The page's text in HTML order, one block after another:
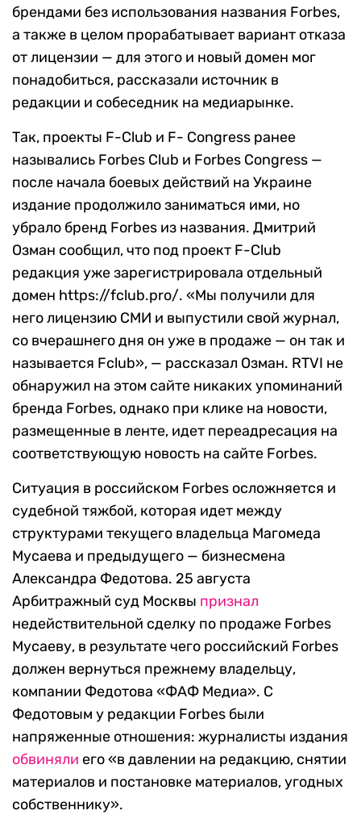
брендами без использования названия Forbes,
а также в целом прорабатывает вариант отказа
от лицензии — для этого и новый домен мог
понадобиться, рассказали источник в
редакции и собеседник на медиарынке.
Так, проекты F-Club и F- Congress ранее
назывались Forbes Club и Forbes Congress —
после начала боевых действий на Украине
издание продолжило заниматься ими, но
убрало бренд Forbes из названия. Дмитрий
Озман сообщил, что под проект F-Club
редакция уже зарегистрировала отдельный
домен https://fclub.pro/. «Мы получили для
него лицензию СМИ и выпустили свой журнал,
со вчерашнего дня он уже в продаже — он так и
называется Fclub», — рассказал Озман. RTVI не
обнаружил на этом сайте никаких упоминаний
бренда Forbes, однако при клике на новости,
размещенные в ленте, идет переадресация на
соответствующую новость на сайте Forbes.
Ситуация в российском Forbes осложняется и
судебной тяжбой, которая идет между
структурами текущего владельца Магомеда
Мусаева и предыдущего — бизнесмена
Александра Федотова. 25 августа
Арбитражный суд Москвы признал
недействительной сделку по продаже Forbes
Мусаеву, в результате чего российский Forbes
должен вернуться прежнему владельцу,
компании Федотова «ФАФ Медиа». С
Федотовым у редакции Forbes были
напряженные отношения: журналисты издания
обвиняли его «в давлении на редакцию, снятии
материалов и постановке материалов, угодных
собственнику».